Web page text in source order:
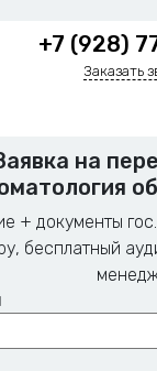
+7 (928)
Заказать
на
+ документы
бесплатный